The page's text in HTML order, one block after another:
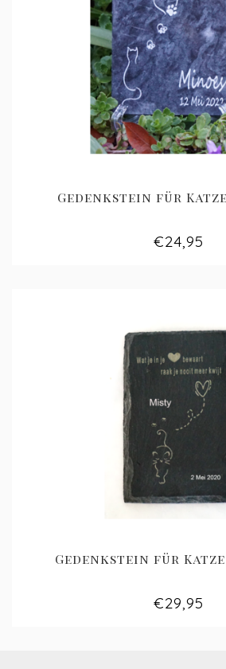
Gedenkstein für
€24,95
Gedenkstein für
€29,95